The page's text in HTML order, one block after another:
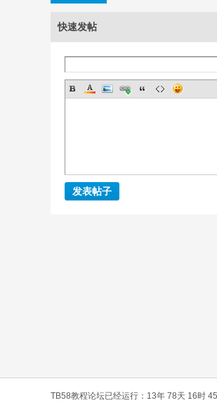
快速发帖
发表帖子
TB58教程论坛已经运行：13年 78天 16时